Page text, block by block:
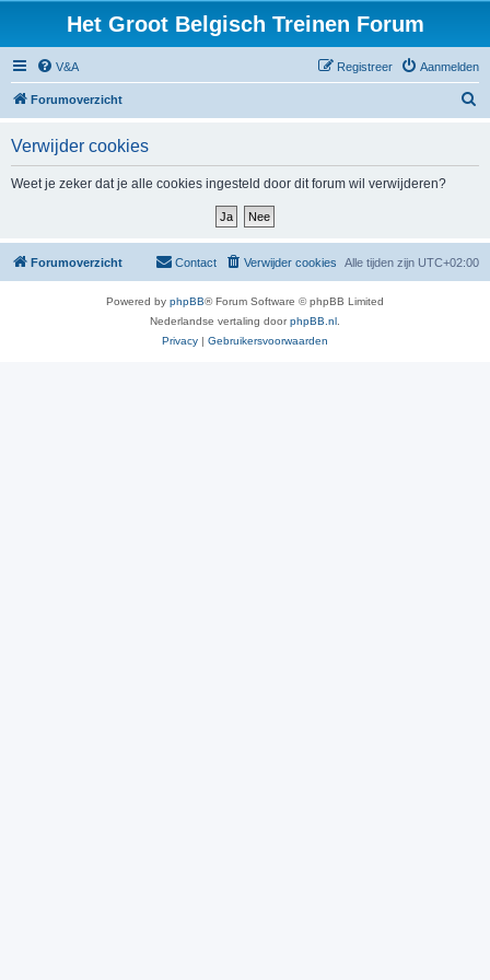
Het Groot Belgisch Treinen Forum
V&A Aanmelden
Registreer
Forumoverzicht
Verwijder cookies
Weet je zeker dat je alle cookies ingesteld door dit forum wil verwijderen?
Forumoverzicht Alle tijden zijn UTC+02:00
Verwijder cookies
Contact
Powered by phpBB® Forum Software © phpBB Limited
Nederlandse vertaling doorphpBB.nl
Privacy | Gebruikersvoorwaarden